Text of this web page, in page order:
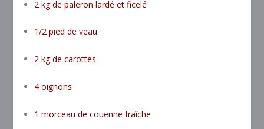
2 kg de paleron lardé et ficelé
1/2 pied de veau
2 kg de carottes
4 oignons
1 morceau de couenne fraîche